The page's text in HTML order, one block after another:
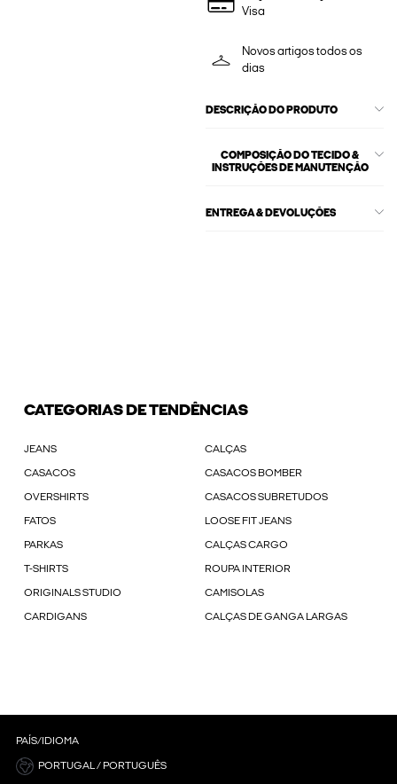
Visa
Novos artigos todos os
dias
DESCRIÇÃO DO PRODUTO
COMPOSIÇÃO DO TECIDO &
INSTRUÇÕES DE MANUTENÇÃO
ENTREGA & DEVOLUÇÕES
CATEGORIAS DE TENDÊNCIAS
JEANS CALÇAS
CASACOS CASACOS BOMBER
OVERSHIRTS CASACOS SUBRETUDOS
FATOS LOOSE FIT JEANS
PARKAS CALÇAS CARGO
T-SHIRTS ROUPA INTERIOR
ORIGINALS STUDIO CAMISOLAS
CARDIGANS CALÇAS DE GANGA LARGAS
PAÍS/IDIOMA
PORTUGAL / PORTUGUÊS